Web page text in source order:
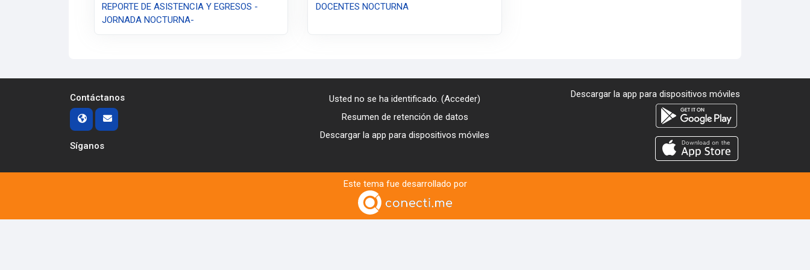
REPORTE DE ASISTENCIA Y EGRESOS -
JORNADA NOCTURNA-
DOCENTES NOCTURNA
Contáctanos
Síganos
Usted no se ha identificado. (Acceder)
Resumen de retención de datos
Descargar la app para dispositivos móviles
Descargar la app para dispositivos móviles
Este tema fue desarrollado por